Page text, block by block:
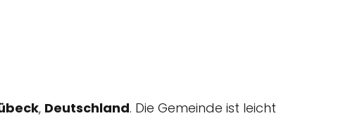
, Deutschland. Die Gemeinde ist leicht